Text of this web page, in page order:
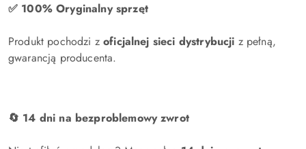
✅ 100% Oryginalny sprzęt
Produkt pochodzi zoficjalnej sieci dystrybucji z pełną,
gwarancją producenta.
🔄 14 dni na bezproblemowy zwrot